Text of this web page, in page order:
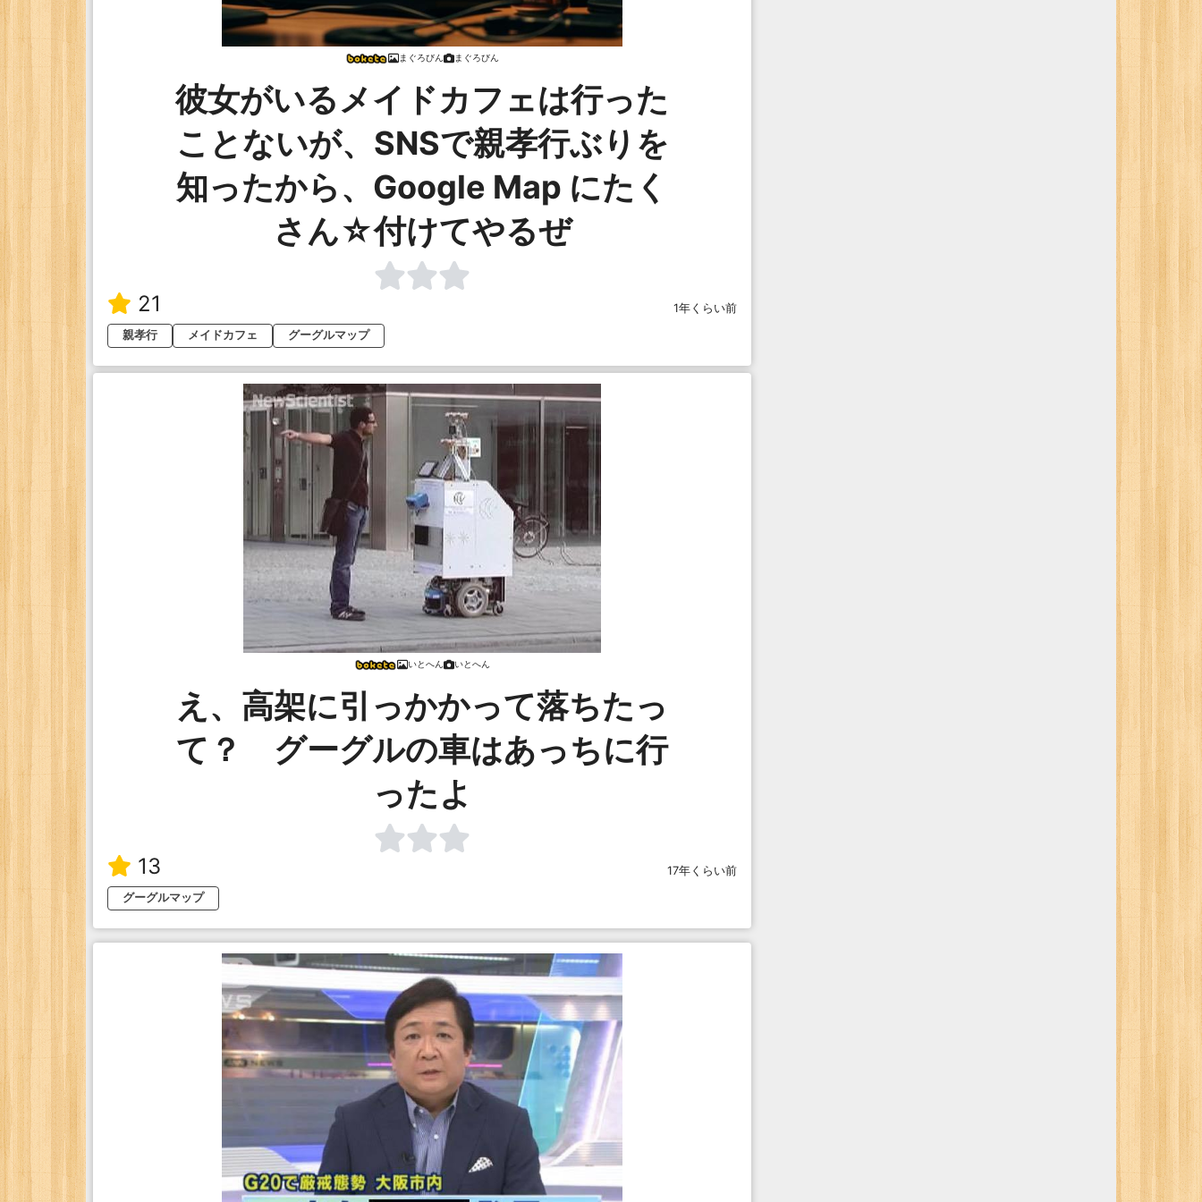
まぐろびん まぐろびん
彼女がいるメイドカフェは行った
ことないが、SNSで親孝行ぶりを
知ったから、Google Map にたく
さん☆付けてやるぜ
21
1年くらい前
親孝行
メイドカフェ グーグルマップ
いとへん いとへん
え、高架に引っかかって落ちたっ
て？ グーグルの車はあっちに行
ったよ
13
17年くらい前
グーグルマップ